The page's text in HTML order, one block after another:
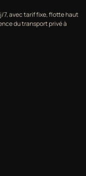
7, avec tarif fixe, flotte haut
du transport privé à